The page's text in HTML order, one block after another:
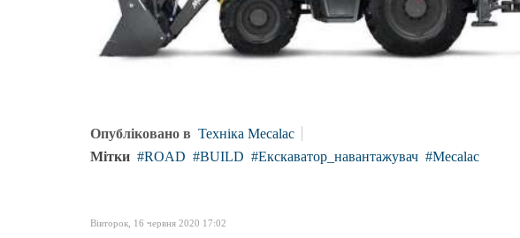
Опубліковано в Техніка Mecalac
Мітки
ROAD BUILD Екскаватор_навантажувач Mecalac
Вівторок, 16 червня 2020 17:02